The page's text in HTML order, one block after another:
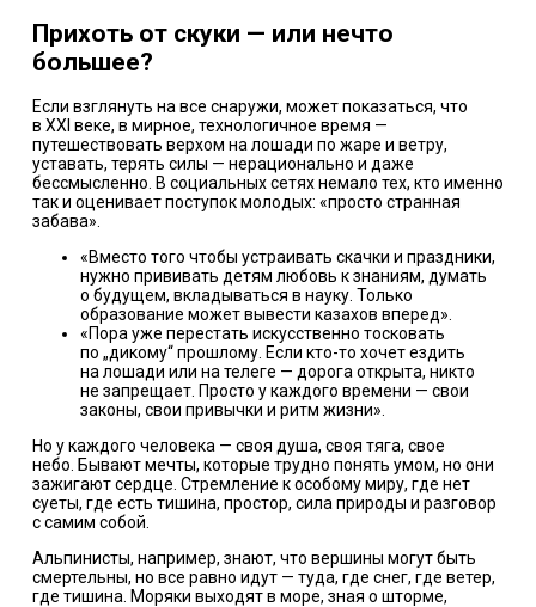
Прихоть от скуки — или нечто
большее?
Если взглянуть на все снаружи, может показаться, что
в XXI веке, в мирное, технологичное время —
путешествовать верхом на лошади по жаре и ветру,
уставать, терять силы — нерационально и даже
бессмысленно. В социальных сетях немало тех, кто именно
так и оценивает поступок молодых: «просто странная
забава».
«Вместо того чтобы устраивать скачки и праздники,
нужно прививать детям любовь к знаниям, думать
о будущем, вкладываться в науку. Только
образование может вывести казахов вперед».
«Пора уже перестать искусственно тосковать
по „дикому“ прошлому. Если кто-то хочет ездить
на лошади или на телеге — дорога открыта, никто
не запрещает. Просто у каждого времени — свои
законы, свои привычки и ритм жизни».
Но у каждого человека — своя душа, своя тяга, свое
небо. Бывают мечты, которые трудно понять умом, но они
зажигают сердце. Стремление к особому миру, где нет
суеты, где есть тишина, простор, сила природы и разговор
с самим собой.
Альпинисты, например, знают, что вершины могут быть
смертельны, но все равно идут — туда, где снег, где ветер,
где тишина. Моряки выходят в море, зная о шторме,